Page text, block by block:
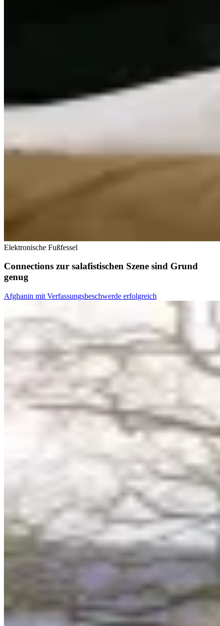
Elektronische Fußfessel
Connections zur salafistischen Szene sind Grund
genug
Afghanin mit Verfassungsbeschwerde erfolgreich